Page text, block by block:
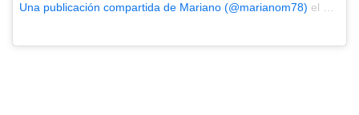
Una publicación compartida de Mariano (@marianom78) el 2